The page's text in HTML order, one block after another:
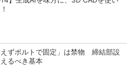
えずボルトで固定」は禁物 締結部設
るべき基本